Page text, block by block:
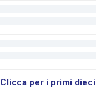
Clicca per i primi dieci